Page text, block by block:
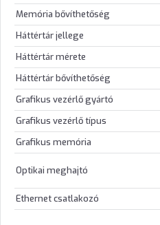
Memória bővíthetőség
Háttértár jellege
Háttértár mérete
Háttértár bővíthetőség
Grafikus vezérlő gyártó
Grafikus vezérlő típus
Grafikus memória
Optikai meghajtó
Ethernet csatlakozó